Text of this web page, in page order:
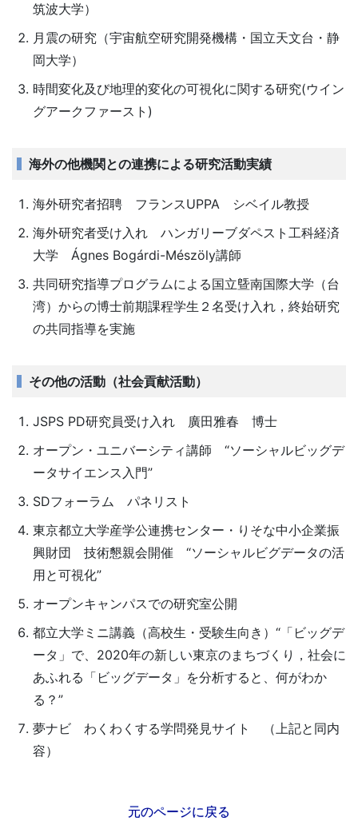
筑波大学）
月震の研究（宇宙航空研究開発機構・国立天文台・静
岡大学）
時間変化及び地理的変化の可視化に関する研究(ウイン
グアークファースト)
海外の他機関との連携による研究活動実績
海外研究者招聘 フランスUPPA シベイル教授
海外研究者受け入れ ハンガリーブダペスト工科経済
大学 Ágnes Bogárdi-Mészöly講師
共同研究指導プログラムによる国立曁南国際大学（台
湾）からの博士前期課程学生２名受け入れ，終始研究
の共同指導を実施
その他の活動（社会貢献活動）
JSPS PD研究員受け入れ 廣田雅春 博士
オープン・ユニバーシティ講師 “ソーシャルビッグデ
ータサイエンス入門”
SDフォーラム パネリスト
東京都立大学産学公連携センター・りそな中小企業振
興財団 技術懇親会開催 “ソーシャルビグデータの活
用と可視化”
オープンキャンパスでの研究室公開
都立大学ミニ講義（高校生・受験生向き）“「ビッグデ
ータ」で、2020年の新しい東京のまちづくり，社会に
あふれる「ビッグデータ」を分析すると、何がわか
る？”
夢ナビ わくわくする学問発見サイト （上記と同内
容）
元のページに戻る